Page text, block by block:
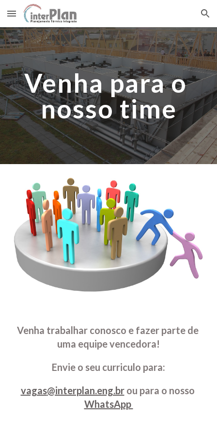
Skip to main content Skip to navigation
Venha para o
nosso time
Venha trabalhar conosco e fazer parte de
uma equipe vencedora!
Envie o seu curriculo para:
vagas@interplan.eng.br
WhatsApp